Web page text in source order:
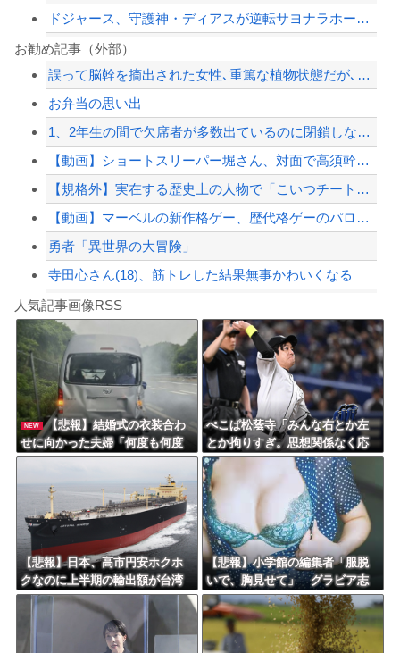
ドジャース、守護神・ディアスが逆転サヨナラホームランを被弾…泥沼の7連敗
【朗報画像】現役JKママ、とんでもない事になってしまうｗｗｗｗｗｗｗｗｗｗｗｗ ...
【悲報】結婚式の衣装合わせに向かった夫婦「何度も何度も追突され…何が目的か本当に...
【配信者】「金バエ」のSNS更新が1週間途絶え、様々な憶測が飛び交う。1週間ぶり...
【緊急速報】NYで警官が黒人男性の首を絞め、暴動第二波不可避へ
Powered by livedoor 相互RSS
お勧め記事（外部）
誤って脳幹を摘出された女性､重篤な植物状態だが､意識は正常で何かを思考していると...
お弁当の思い出
1、2年生の間で欠席者が多数出ているのに閉鎖しなかったせいで私立高一般入試週の前...
【動画】ショートスリーパー堀さん、対面で高須幹弥にキレる
【規格外】実在する歴史上の人物で「こいつチートだろ…」と思った奴あげてけ
【動画】マーベルの新作格ゲー、歴代格ゲーのパロディが多すぎて話題にwwwwwww
勇者「異世界の大冒険」
寺田心さん(18)、筋トレした結果無事かわいくなる
インフルエンサー、Xの誹謗中傷により自殺→記者「これ、インプレゾンビが誹謗中傷の...
8/4のニュース
日本旅行キャンセルすべきか…1万年ぶり史上最大級の火山の兆し＝韓国の反応
更新中止のお知らせ
海外「おめでとうタキ！」リヴァプール南野がバースデーゴール！！
Powered by livedoor 相互RSS
人気記事画像RSS
NEW
【悲報】結婚式の衣装合わ
せに向かった夫婦「何度も何度
も追突され…何が目的か本当に
理解できない」東名高速で続い
た約1.7キロの追突
ぺこぱ松蔭寺「みんな右とか左
とか拘りすぎ。思想関係なく応
援しようよ」
【悲報】日本、高市円安ホクホ
クなのに上半期の輸出額が台湾
と韓国に抜かれる・・・
【悲報】小学館の編集者「服脱
いで、胸見せて」 グラビア志
望の女性に迫った過激要求